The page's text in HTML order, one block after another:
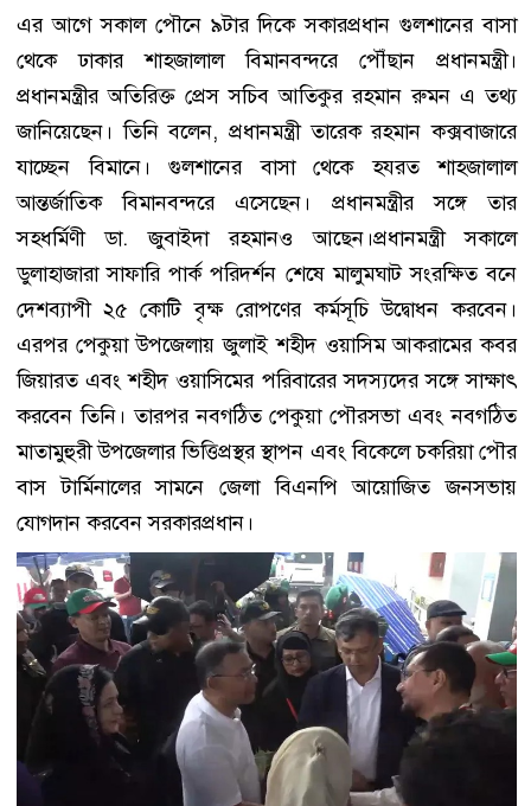
এর আগে সকাল পৌনে ৯টার দিকে সকারপ্রধান গুলশানের বাসা
থেকে ঢাকার শাহজালাল বিমানবন্দরে পৌঁছান প্রধানমন্ত্রী।
প্রধানমন্ত্রীর অতিরিক্ত প্রেস সচিব আতিকুর রহমান রুমন এ তথ্য
জানিয়েছেন। তিনি বলেন, প্রধানমন্ত্রী তারেক রহমান কক্সবাজারে
যাচ্ছেন বিমানে। গুলশানের বাসা থেকে হযরত শাহজালাল
আন্তর্জাতিক বিমানবন্দরে এসেছেন। প্রধানমন্ত্রীর সঙ্গে তার
সহধর্মিণী ডা. জুবাইদা রহমানও আছেন।প্রধানমন্ত্রী সকালে
ডুলাহাজারা সাফারি পার্ক পরিদর্শন শেষে মালুমঘাট সংরক্ষিত বনে
দেশব্যাপী ২৫ কোটি বৃক্ষ রোপণের কর্মসূচি উদ্বোধন করবেন।
এরপর পেকুয়া উপজেলায় জুলাই শহীদ ওয়াসিম আকরামের কবর
জিয়ারত এবং শহীদ ওয়াসিমের পরিবারের সদস্যদের সঙ্গে সাক্ষাৎ
করবেন তিনি। তারপর নবগঠিত পেকুয়া পৌরসভা এবং নবগঠিত
মাতামুহুরী উপজেলার ভিত্তিপ্রস্থর স্থাপন এবং বিকেলে চকরিয়া পৌর
বাস টার্মিনালের সামনে জেলা বিএনপি আয়োজিত জনসভায়
যোগদান করবেন সরকারপ্রধান।